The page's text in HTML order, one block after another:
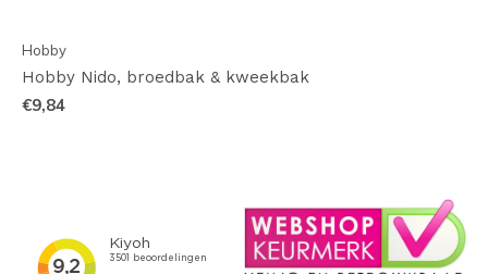
Hobby
Hobby Nido, broedbak & kweekbak
€9,84